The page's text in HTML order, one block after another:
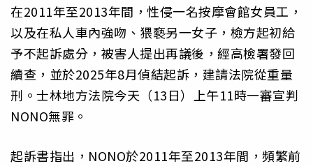
在2011年至2013年間，性侵一名按摩會館女員工，
以及在私人車內強吻、猥褻另一女子，檢方起初給
予不起訴處分，被害人提出再議後，經高檢署發回
續查，並於2025年8月偵結起訴，建請法院從重量
刑。士林地方法院今天（13日）上午11時一審宣判
NONO無罪。
起訴書指出，NONO於2011年至2013年間，頻繁前